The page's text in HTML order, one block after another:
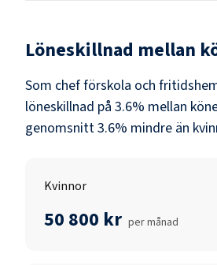
Löneskillnad mellan
Som chef förskola och
löneskillnad på 3.6% mellan
genomsnitt3.6% mindre än
Kvinnor
50 800 kr per månad